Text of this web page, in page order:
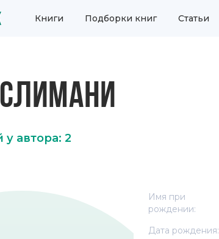
Книги Подборки книг Статьи
автора: 2
Имя при
рождении:
Дата рождения: